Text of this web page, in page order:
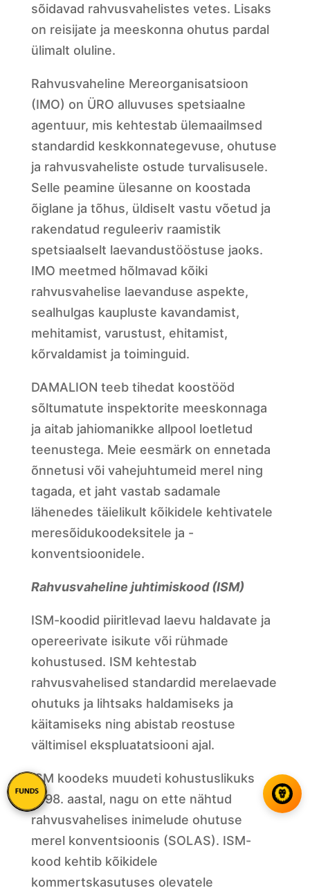
sõidavad rahvusvahelistes vetes. Lisaks
on reisijate ja meeskonna ohutus pardal
ülimalt oluline.
Rahvusvaheline Mereorganisatsioon
(IMO) on ÜRO alluvuses spetsiaalne
agentuur, mis kehtestab ülemaailmsed
standardid keskkonnategevuse, ohutuse
ja rahvusvaheliste ostude turvalisusele.
Selle peamine ülesanne on koostada
õiglane ja tõhus, üldiselt vastu võetud ja
rakendatud reguleeriv raamistik
spetsiaalselt laevandustööstuse jaoks.
IMO meetmed hõlmavad kõiki
rahvusvahelise laevanduse aspekte,
sealhulgas kaupluste kavandamist,
mehitamist, varustust, ehitamist,
kõrvaldamist ja toiminguid.
DAMALION teeb tihedat koostööd
sõltumatute inspektorite meeskonnaga
ja aitab jahiomanikke allpool loetletud
teenustega. Meie eesmärk on ennetada
õnnetusi või vahejuhtumeid merel ning
tagada, et jaht vastab sadamale
lähenedes täielikult kõikidele kehtivatele
meresõidukoodeksitele ja -
konventsioonidele.
Rahvusvaheline juhtimiskood (ISM)
ISM-koodid piiritlevad laevu haldavate ja
opereerivate isikute või rühmade
kohustused. ISM kehtestab
rahvusvahelised standardid merelaevade
ohutuks ja lihtsaks haldamiseks ja
käitamiseks ning abistab reostuse
vältimisel ekspluatatsiooni ajal.
ISM koodeks muudeti kohustuslikuks
1998. aastal, nagu on ette nähtud
rahvusvahelises inimelude ohutuse
merel konventsioonis (SOLAS). ISM-
kood kehtib kõikidele
kommertskasutuses olevatele